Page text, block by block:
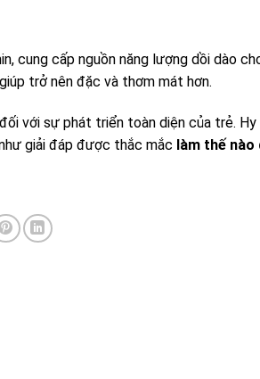
cung cấp nguồn năng lượng dồi dào
trở nên đặc và thơm mát hơn.
với sự phát triển toàn diện của trẻ. Hy
giải đáp được thắc mắc làm thế nào